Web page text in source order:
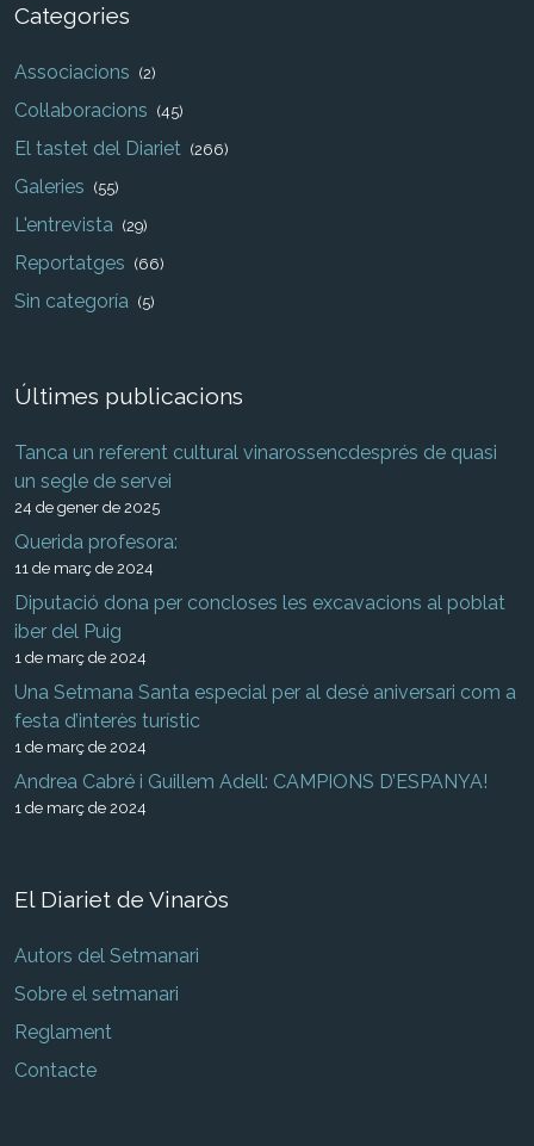
Categories
Associacions (2)
Col·laboracions (45)
El tastet del Diariet (266)
Galeries (55)
L'entrevista (29)
Reportatges (66)
Sin categoría (5)
Últimes publicacions
Tanca un referent cultural vinarossencdesprés de quasi
un segle de servei
24 de gener de 2025
Querida profesora:
11 de març de 2024
Diputació dona per concloses les excavacions al poblat
iber del Puig
1 de març de 2024
Una Setmana Santa especial per al desè aniversari com a
festa d’interès turístic
1 de març de 2024
Andrea Cabré i Guillem Adell: CAMPIONS D’ESPANYA!
1 de març de 2024
El Diariet de Vinaròs
Autors del Setmanari
Sobre el setmanari
Reglament
Contacte